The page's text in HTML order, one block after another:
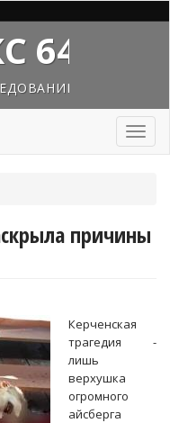
64
Toggle
причины
Керченская
трагедия -
лишь
верхушка
огромного
айсберга